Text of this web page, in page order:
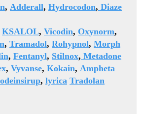
, Adderall, Hydrocodon, Diaze
KSALOL, Vicodin, Oxynorm,
, Tramadol, Rohypnol, Morph
, Fentanyl, Stilnox, Metadone
, Vyvanse, Kokain, Ampheta
, lyrica Tradolan